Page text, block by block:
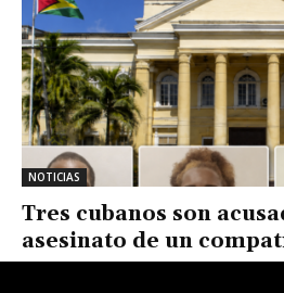
NOTICIAS
Tres cubanos son
asesinato de un